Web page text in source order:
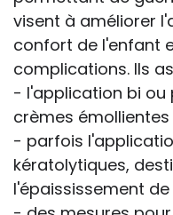
visent à améliorer
confort de l'enfant
complications. Ils
- l'application bi ou
crèmes
- parfois
kératolytiques,
l'épaississement